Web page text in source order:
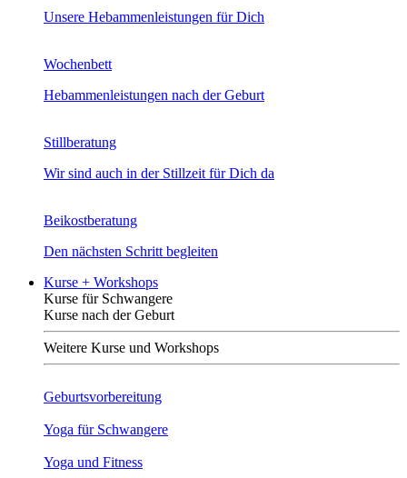
Unsere Hebammenleistungen für Dich
Wochenbett
Hebammenleistungen nach der Geburt
Stillberatung
Wir sind auch in der Stillzeit für Dich da
Beikostberatung
Den nächsten Schritt begleiten
Kurse + Workshops
Kurse für Schwangere
Kurse nach der Geburt
Weitere Kurse und Workshops
Geburtsvorbereitung
Yoga für Schwangere
Yoga und Fitness